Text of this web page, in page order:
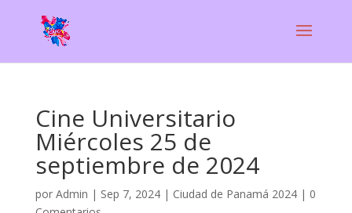
Cine Universitario
Miércoles 25 de
septiembre de 2024
por Admin | Sep 7, 2024| Ciudad de Panamá 2024| 0